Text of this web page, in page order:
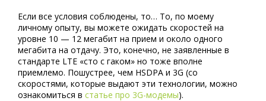
Если все условия соблюдены, то… То, по моему
личному опыту, вы можете ожидать скоростей на
уровне 10 — 12 мегабит на прием и около одного
мегабита на отдачу. Это, конечно, не заявленные в
стандарте LTE «сто с гаком» но тоже вполне
приемлемо. Пошустрее, чем HSDPA и 3G (со
скоростями, которые выдают эти технологии, можно
ознакомиться в статье про 3G-модемы).